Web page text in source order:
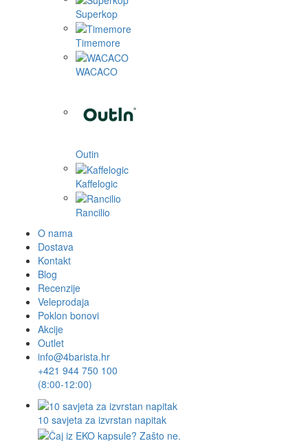
Superkop
Timemore
WACACO
Outin
Kaffelogic
Rancilio
O nama
Dostava
Kontakt
Blog
Recenzije
Veleprodaja
Poklon bonovi
Akcije
Outlet
info@4barista.hr
+421 944 750 100
(8:00-12:00)
10 savjeta za izvrstan napitak